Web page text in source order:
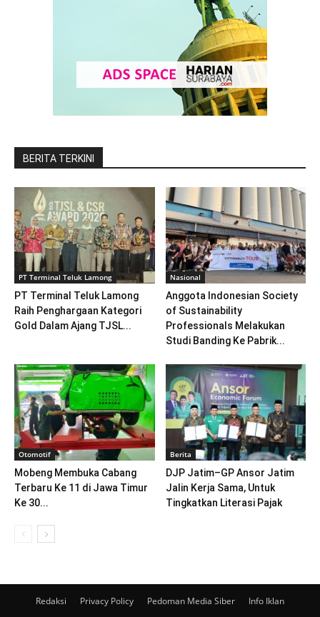
BERITA TERKINI
PT Terminal Teluk Lamong
PT Terminal Teluk Lamong
Raih Penghargaan Kategori
Gold Dalam Ajang TJSL...
Nasional
Anggota Indonesian Society
of Sustainability
Professionals Melakukan
Studi Banding Ke Pabrik...
Otomotif
Mobeng Membuka Cabang
Terbaru Ke 11 di Jawa Timur
Ke 30...
Berita
DJP Jatim–GP Ansor Jatim
Jalin Kerja Sama, Untuk
Tingkatkan Literasi Pajak
Redaksi Privacy Policy Pedoman Media Siber Info Iklan